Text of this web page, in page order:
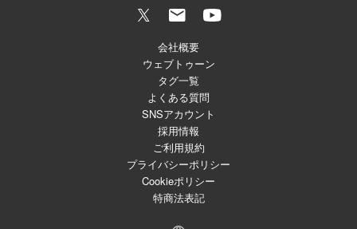
会社概要
ウェブトゥーン
タグ一覧
よくある質問
SNSアカウント
採用情報
ご利用規約
プライバシーポリシー
Cookieポリシー
特商法表記